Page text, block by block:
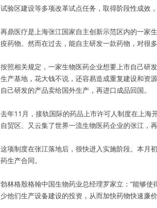
试验区建设等多项改革试点任务，取得阶段性成效
再鼎医疗是上海张江国家自主创新示范区内的一家
疫药物。然而在过去，能自主研发一款药物，对很
按照相关规定，一家生物医药企业想要上市自己研
生产基地，花大钱不说，还容易造成重复建设和资
自己研发的产品卖给国外生产，再进口成品回国。
去年11月，接轨国际的药品上市许可人制度在上海
自贸区、又云集了世界一流生物医药企业的张江，
这项制度在张江落地后，很快进入实施阶段。本月
药生产合同。
勃林格殷格翰中国生物药业总经理罗家立：“能够
少他们生产设备建设的投资，从而加快药物快速廉